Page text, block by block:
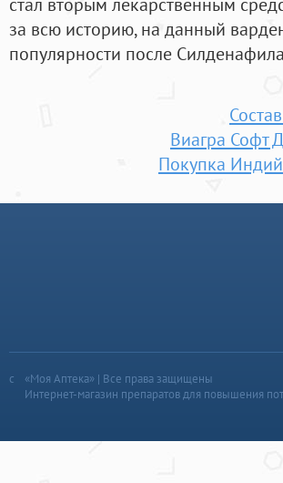
за всю историю, на данный
популярности после
Виагра Софт
Покупка
«Моя Аптека» | Все права защищены
Интернет-магазин препаратов для повышения